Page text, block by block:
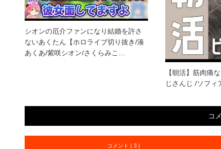
シオンの厄介ファンになり結婚を許さ
ないあくたん【ホロライブ切り抜き/湊
あくあ/紫咲シオン/さくらみこ…
【朝活】筋肉痛
じさんじ /ソフィ
コ
コメント ( 3 )